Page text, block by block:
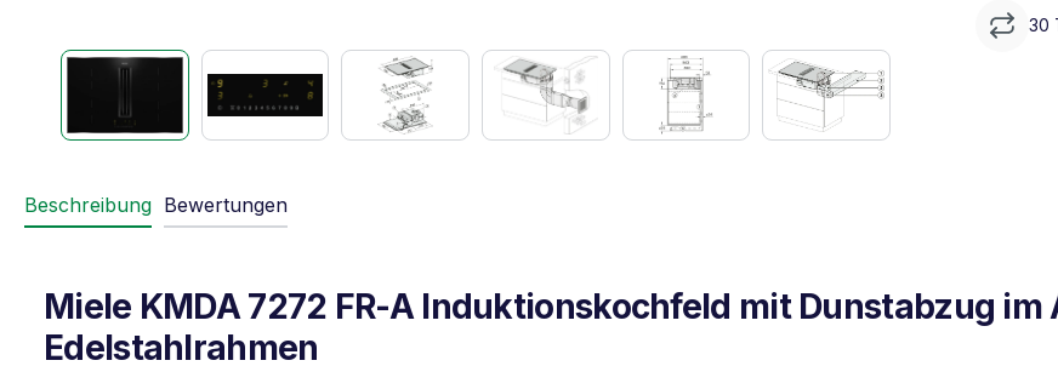
30
Beschreibung Bewertungen
Miele KMDA 7272 FR-A Induktionskochfeld mit Dunstabzug
Edelstahlrahmen